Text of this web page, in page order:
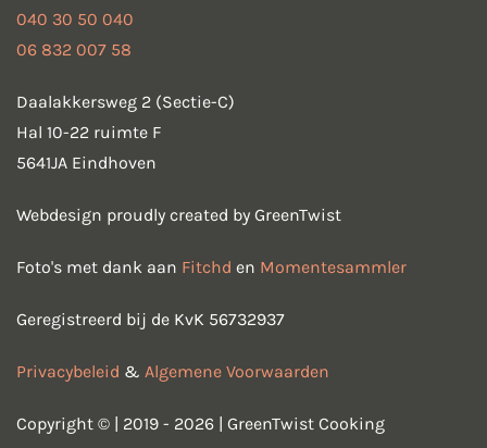
040 30 50 040
06 832 007 58
Daalakkersweg 2 (Sectie-C)
Hal 10-22 ruimte F
5641JA Eindhoven
Webdesign proudly created by GreenTwist
Foto's met dank aan Fitchd en Momentesammler
Geregistreerd bij de KvK 56732937
Privacybeleid & Algemene Voorwaarden
Copyright © | 2019 - 2026 | GreenTwist Cooking